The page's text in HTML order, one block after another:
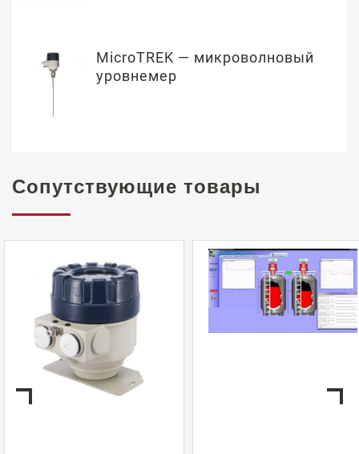
MicroTREK — микроволновый
уровнемер
Сопутствующие товары